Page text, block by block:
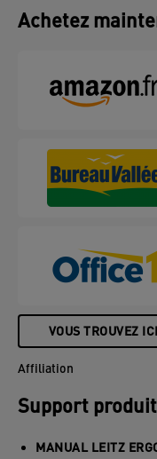
celle d'un coussin
collaboration avec
ergonomique
vous permettre de
assis à votre
actif en pivotant et
vous travaillez, ce
les courbatures et
hauteur sur 25 cm
d'assise idéale. La
partir de matériaux
caoutchouc
légère et la
siège permettent
pièce à l'autre et
maison ou le
de maximiser la
fournir des
Achetez
VOUS TROUVEZ
Affiliation
Support produit
MANUAL LEITZ